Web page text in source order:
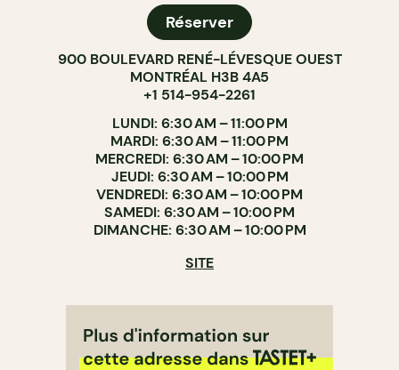
Réserver
900 BOULEVARD RENÉ-LÉVESQUE OUEST
MONTRÉAL H3B 4A5
+1 514-954-2261
LUNDI: 6:30 AM – 11:00 PM
MARDI: 6:30 AM – 11:00 PM
MERCREDI: 6:30 AM – 10:00 PM
JEUDI: 6:30 AM – 10:00 PM
VENDREDI: 6:30 AM – 10:00 PM
SAMEDI: 6:30 AM – 10:00 PM
DIMANCHE: 6:30 AM – 10:00 PM
SITE